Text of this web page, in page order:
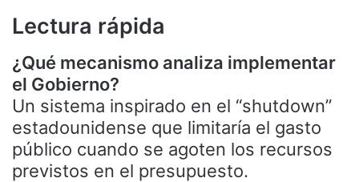
Lectura rápida
¿Qué mecanismo analiza implementar
el Gobierno?
Un sistema inspirado en el “shutdown”
estadounidense que limitaría el gasto
público cuando se agoten los recursos
previstos en el presupuesto.